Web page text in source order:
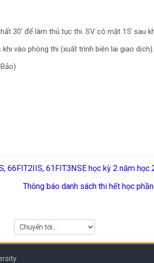
30' để làm thủ tục thi. SV có mặt 15' sau
vào phòng thi (xuất trình biên lai giao dịch).
66FIT2IIS, 61FIT3NSE học kỳ 2 năm học
Thông báo danh sách thi hết học
Chuyển tới...